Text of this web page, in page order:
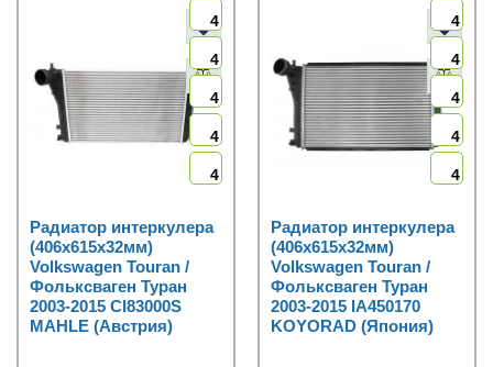
4
4
4
4
4
Радиатор интеркулера
(406x615x32мм)
Volkswagen Touran /
Фольксваген Туран
2003-2015 CI83000S
MAHLE (Австрия)
4
4
4
4
4
Радиатор интеркулера
(406x615x32мм)
Volkswagen Touran /
Фольксваген Туран
2003-2015 IA450170
KOYORAD (Япония)